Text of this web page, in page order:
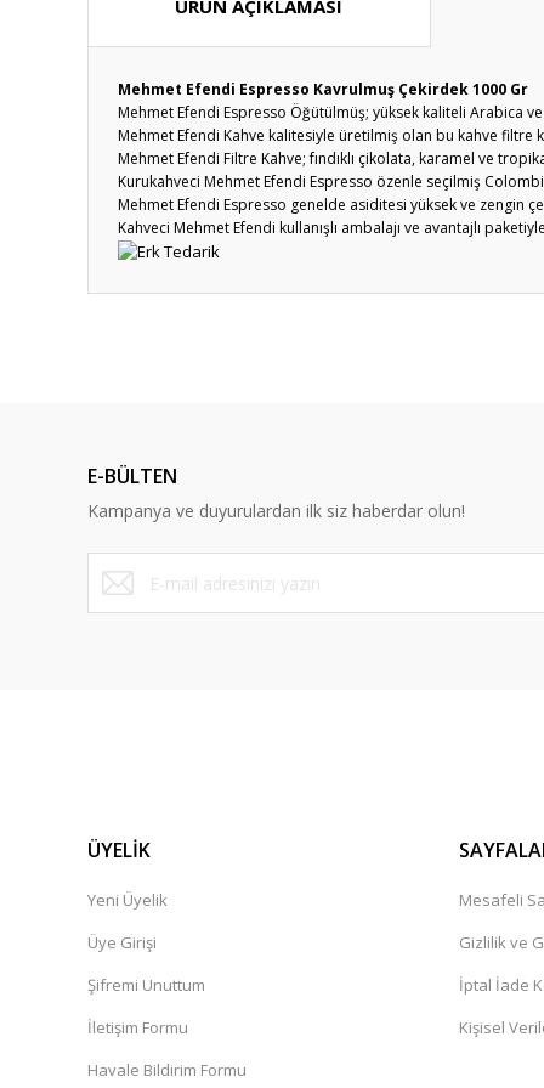
ÜRÜN AÇIKLAMASI
Mehmet Efendi Espresso Kavrulmuş Çekirdek 1000 Gr
Mehmet Efendi Espresso Öğütülmüş; yüksek kaliteli Arabica
Mehmet Efendi Kahve kalitesiyle üretilmiş olan bu kahve
Mehmet Efendi Filtre Kahve; fındıklı çikolata, karamel ve
Kurukahveci Mehmet Efendi Espresso özenle seçilmiş
Mehmet Efendi Espresso genelde asiditesi yüksek ve zengin
Kahveci Mehmet Efendi kullanışlı ambalajı ve avantajlı
Ürün bilgilerinde hatalar bulunuyor.
Ürün fiyatı diğer sitelerden daha pahalı.
Bu ürüne benzer farklı alternatifler olmalı.
E-BÜLTEN
Kampanya ve duyurulardan ilk siz haberdar olun!
ÜYELİK
Yeni Üyelik
Üye Girişi
Şifremi Unuttum
İletişim Formu
Havale Bildirim Formu
Mesafeli
Gizlilik ve
İptal İade
Kişisel